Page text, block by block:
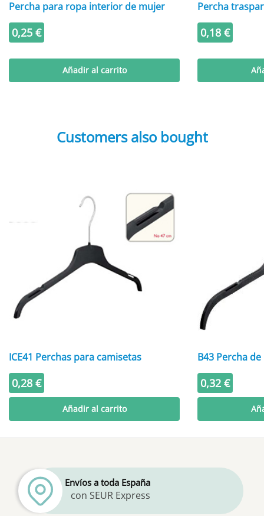
Percha para ropa interior de mujer
0,25 €
Añadir al carrito
Percha
0,18 €
Customers also bought
ICE41 Perchas para camisetas
0,28 €
Añadir al carrito
B43 Percha
0,32 €
Envíos a toda España
con SEUR Express